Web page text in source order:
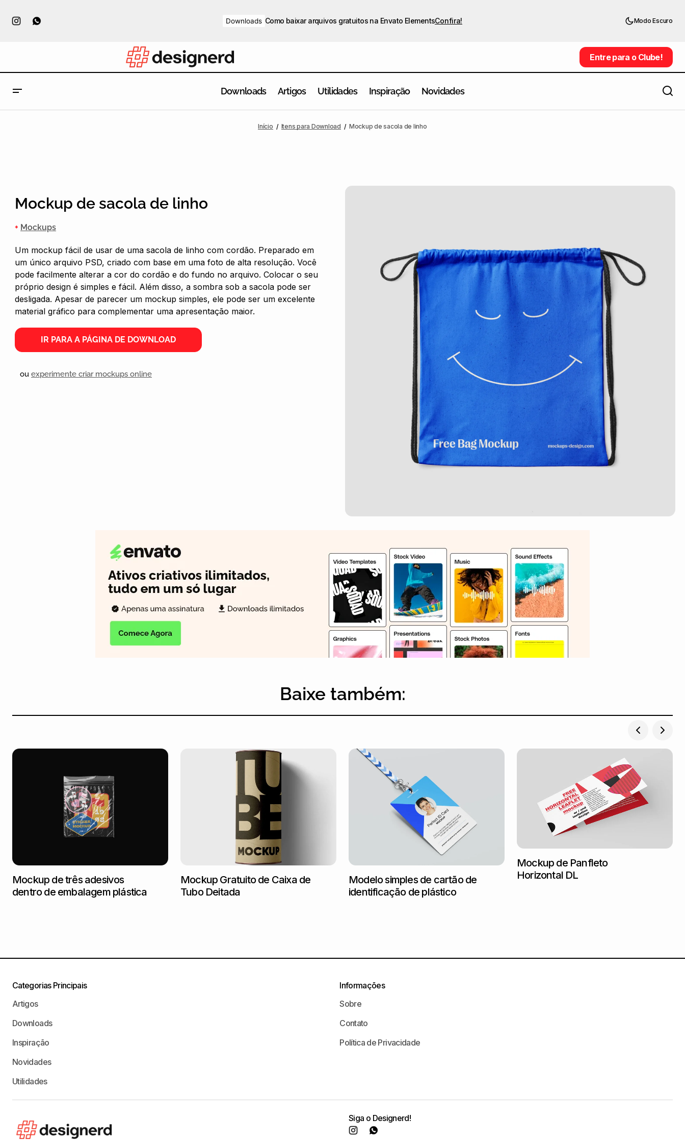
Downloads Como baixar arquivos gratuitos na Envato ElementsConfira! Modo Escuro
Entre para o Clube!
Entre para o Clube!
Downloads Artigos Utilidades Inspiração Novidades
Início Itens para Download Mockup de sacola de linho
Mockup de sacola de linho
+ Mockups
Um mockup fácil de usar de uma sacola de linho com cordão. Preparado em
um único arquivo PSD, criado com base em uma foto de alta resolução. Você
pode facilmente alterar a cor do cordão e do fundo no arquivo. Colocar o seu
próprio design é simples e fácil. Além disso, a sombra sob a sacola pode ser
desligada. Apesar de parecer um mockup simples, ele pode ser um excelente
material gráfico para complementar uma apresentação maior.
IR PARA A PÁGINA DE DOWNLOAD
ou experimente criar mockups online
Baixe também:
Mockup de três adesivos
dentro de embalagem plástica
Mockup Gratuito de Caixa de
Tubo Deitada
Modelo simples de cartão de
identificação de plástico
Mockup de Panfleto
Horizontal DL
Categorias Principais
Artigos
Downloads
Inspiração
Novidades
Utilidades
Informações
Sobre
Contato
Política de Privacidade
Siga o Designerd!